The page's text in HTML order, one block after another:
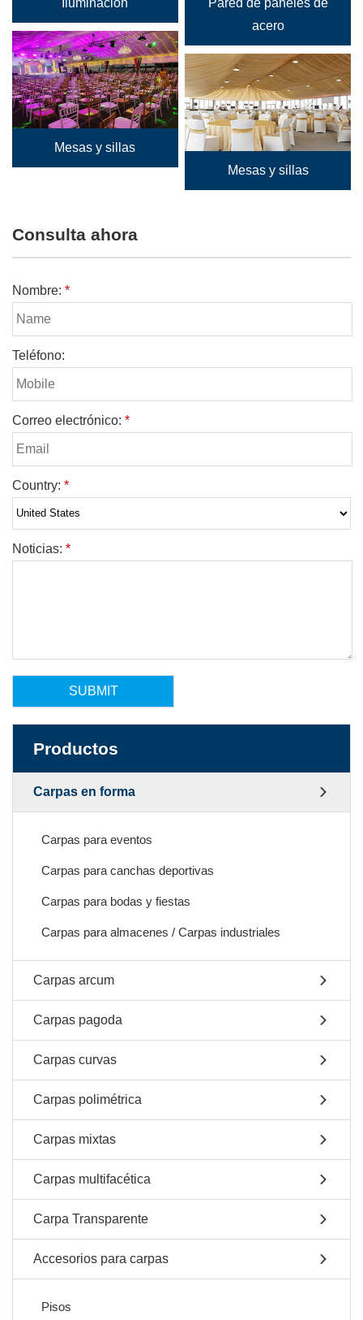
acero
Mesas y sillas
Mesas y sillas
Consulta ahora
Nombre: *
Teléfono:
Correo electrónico: *
Country: *
Noticias: *
Productos
Carpas en forma
Carpas para eventos
Carpas para canchas deportivas
Carpas para bodas y fiestas
Carpas para almacenes / Carpas industriales
Carpas arcum
Carpas pagoda
Carpas curvas
Carpas polimétrica
Carpas mixtas
Carpas multifacética
Carpa Transparente
Accesorios para carpas
Pisos